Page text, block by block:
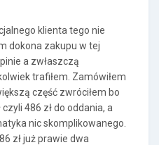
klienta tego nie
dokona zakupu w tej
a zwłaszczą
trafiłem. Zamówiłem
część zwróciłem bo
486 zł do oddania, a
nic skomplikowanego.
zł już prawie dwa